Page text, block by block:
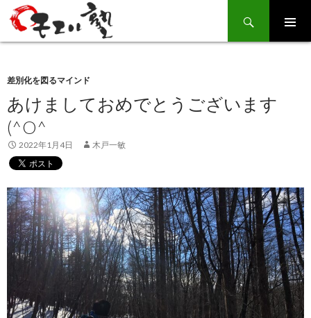
Search
SKIP
TO
差別化を図るマインド
あけましておめでとうございます
(^O^
2022年1月4日 木戸一敏